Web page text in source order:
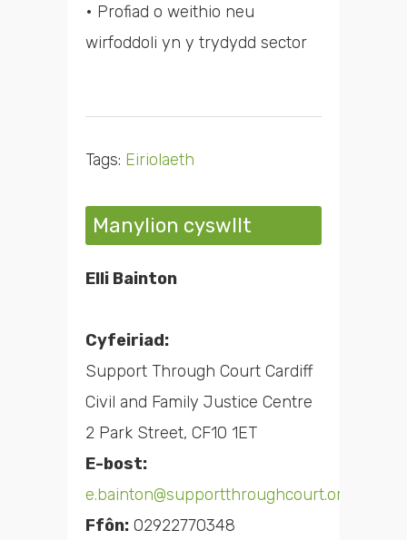
• Profiad o weithio neu
wirfoddoli yn y trydydd sector
Tags: Eiriolaeth
Manylion cyswllt
Elli Bainton
Cyfeiriad:
Support Through Court Cardiff
Civil and Family Justice Centre
2 Park Street, CF10 1ET
E-bost:
e.bainton@supportthroughcourt.org
Ffôn: 02922770348